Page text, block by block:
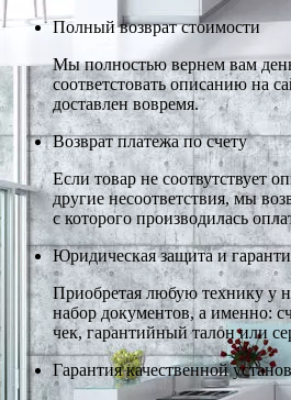
Полный возврат стоимости
Мы полностью вернем вам
соответстовать описанию на
доставлен вовремя.
Возврат платежа по счету
Если товар не соотвутствует
другие несоответствия, мы
с которого производилась
Юридическая защита и
Приобретая любую технику у
набор документов, а именно:
чек, гарантийный талон или
Гарантия качественной